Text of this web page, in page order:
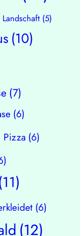
Landschaft (5)
(10)
(7)
(6)
Pizza (6)
(6)
(12)